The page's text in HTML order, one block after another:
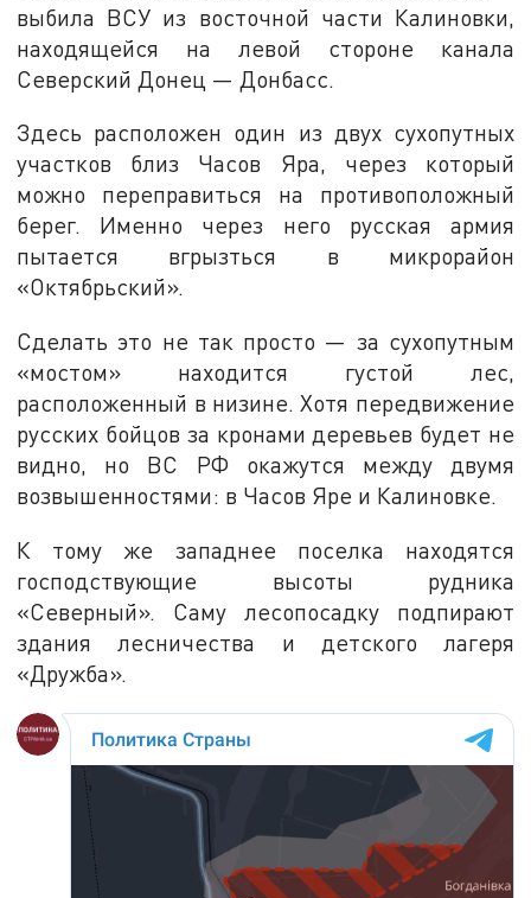
выбила ВСУ из восточной части Калиновки,
находящейся на левой стороне канала
Северский Донец — Донбасс.
Здесь расположен один из двух сухопутных
участков близ Часов Яра, через который
можно переправиться на противоположный
берег. Именно через него русская армия
пытается вгрызться в микрорайон
«Октябрьский».
Сделать это не так просто — за сухопутным
«мостом» находится густой лес,
расположенный в низине. Хотя передвижение
русских бойцов за кронами деревьев будет не
видно, но ВС РФ окажутся между двумя
возвышенностями: в Часов Яре и Калиновке.
К тому же западнее поселка находятся
господствующие высоты рудника
«Северный». Саму лесопосадку подпирают
здания лесничества и детского лагеря
«Дружба».